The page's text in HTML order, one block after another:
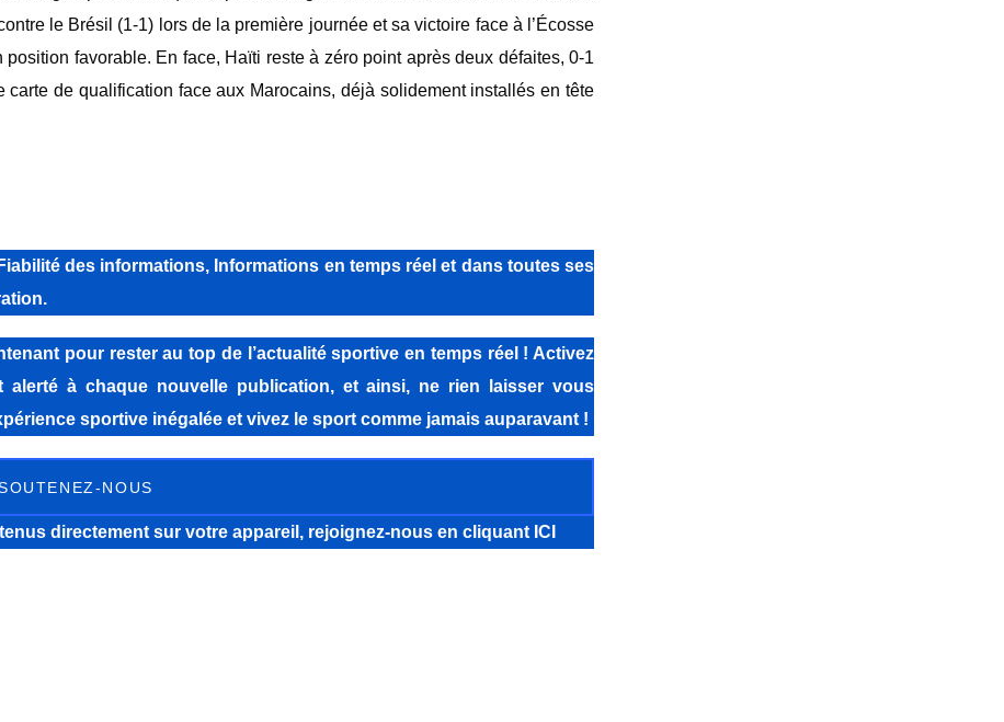
le Brésil (1-1) lors de la première journée et sa victoire face à l’Écosse
favorable. ‎En face, Haïti reste à zéro point après deux défaites, 0-1
de qualification face aux Marocains, déjà solidement installés en tête
des informations, Informations en temps réel et dans toutes ses
pour rester au top de l’actualité sportive en temps réel ! Activez
alerté à chaque nouvelle publication, et ainsi, ne rien laisser vous
sportive inégalée et vivez le sport comme jamais auparavant !
NOUS
directement sur votre appareil, rejoignez-nous en cliquant ICI